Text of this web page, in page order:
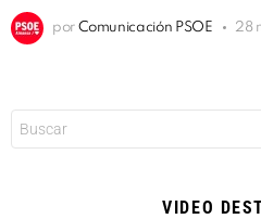
por Comunicación PSOE 28
VIDEO